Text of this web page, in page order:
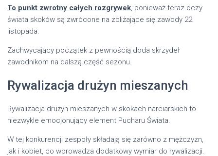
To punkt zwrotny całych rozgrywek, ponieważ teraz oczy
świata skoków są zwrócone na zbliżające się zawody 22
listopada.
Zachwycający początek z pewnością doda skrzydeł
zawodnikom na dalszą część sezonu.
Rywalizacja drużyn mieszanych
Rywalizacja drużyn mieszanych w skokach narciarskich to
niezwykle emocjonujący element Pucharu Świata.
W tej konkurencji zespoły składają się zarówno z mężczyzn,
jak i kobiet, co wprowadza dodatkowy wymiar do rywalizacji.